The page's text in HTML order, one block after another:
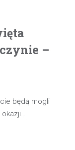
–
będą mogli